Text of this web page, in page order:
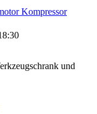
Kompressor
und